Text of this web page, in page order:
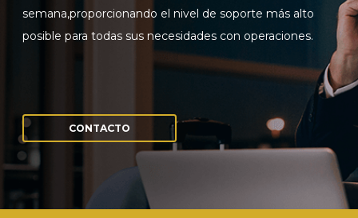
WEBTRADER 5
Iniciar sesión en el área de clientes
INICIAR SESIÓN
semana,proporcionando el nivel de soporte más alto
posible para todas sus necesidades con operaciones.
CONTACTO